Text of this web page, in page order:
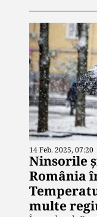
14 Feb. 2025, 07:20
Ninsorile
România
multe